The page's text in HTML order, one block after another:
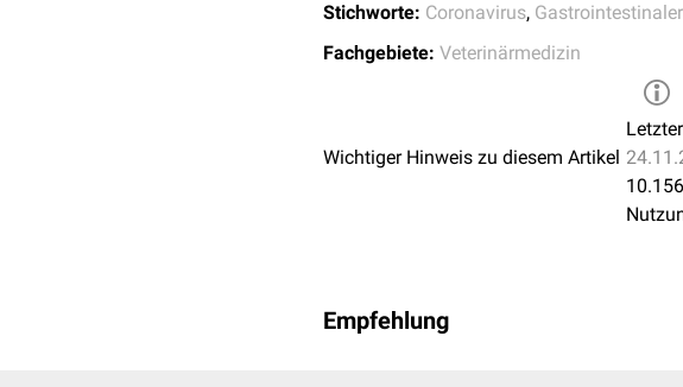
Stichworte: Coronavirus,
Fachgebiete: Veterinärmedizin
Wichtiger Hinweis zu diesem Artikel
Empfehlung